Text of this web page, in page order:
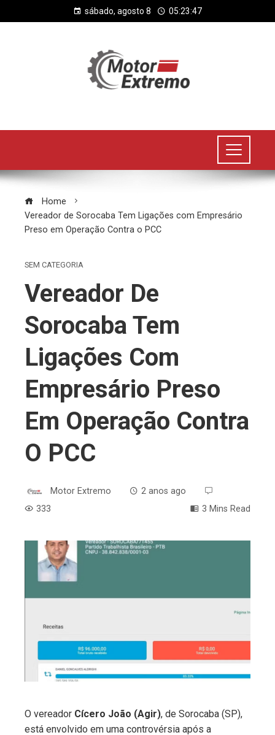
sábado, agosto 8 05:23:48
Home
Vereador de Sorocaba Tem Ligações com Empresário
Preso em Operação Contra o PCC
SEM CATEGORIA
Vereador De
Sorocaba Tem
Ligações Com
Empresário Preso
Em Operação Contra
O PCC
Motor Extremo
2 anos ago
333
3 Mins Read
O vereador Cícero João (Agir), de Sorocaba (SP),
está envolvido em uma controvérsia após a